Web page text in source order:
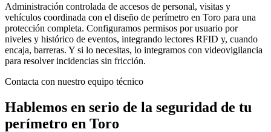
Administración controlada de accesos de personal, visitas y
vehículos coordinada con el diseño de perímetro en Toro para una
protección completa. Configuramos permisos por usuario por
niveles y histórico de eventos, integrando lectores RFID y, cuando
encaja, barreras. Y si lo necesitas, lo integramos con videovigilancia
para resolver incidencias sin fricción.
Contacta con nuestro equipo técnico
Hablemos en serio de la seguridad de tu
perímetro en Toro